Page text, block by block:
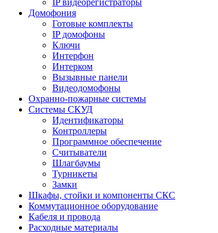
IP видеорегистраторы
Домофония
Готовые комплекты
IP домофоны
Ключи
Интерфон
Интерком
Вызывные панели
Видеодомофоны
Охранно-пожарные системы
Системы СКУД
Идентификаторы
Контроллеры
Программное обеспечение
Считыватели
Шлагбаумы
Турникеты
Замки
Шкафы, стойки и компоненты СКС
Коммутационное оборудование
Кабеля и провода
Расходные материалы